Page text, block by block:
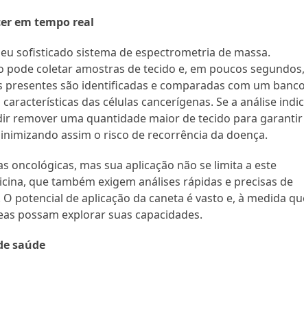
em tempo real
sofisticado sistema de espectrometria de massa.
coletar amostras de tecido e, em poucos
presentes são identificadas e comparadas com um
das células cancerígenas. Se a análise
remover uma quantidade maior de tecido para garantir
assim o risco de recorrência da doença.
oncológicas, mas sua aplicação não se limita a este
que também exigem análises rápidas e precisas de
potencial de aplicação da caneta é vasto e, à medida
possam explorar suas capacidades.
saúde